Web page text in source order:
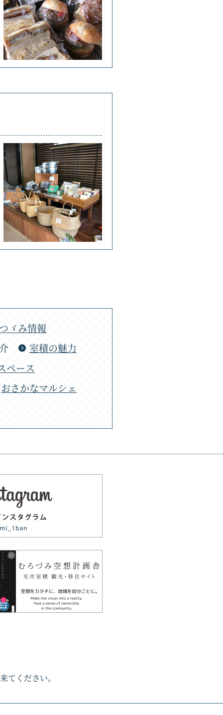
ゞみ情報
室積の魅力
ペース
おさかなマルシェ
てください。